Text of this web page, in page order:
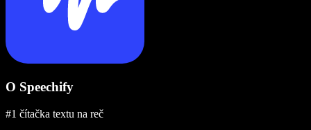
O Speechify
#1 čítačka textu na reč